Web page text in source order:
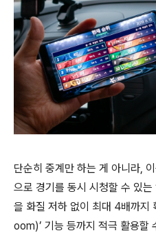
단순히 중계만 하는 게 아니라,
으로 경기를 동시 시청할 수 있는
을 화질 저하 없이 최대 4배까지
oom)’ 기능 등까지 적극 활용할